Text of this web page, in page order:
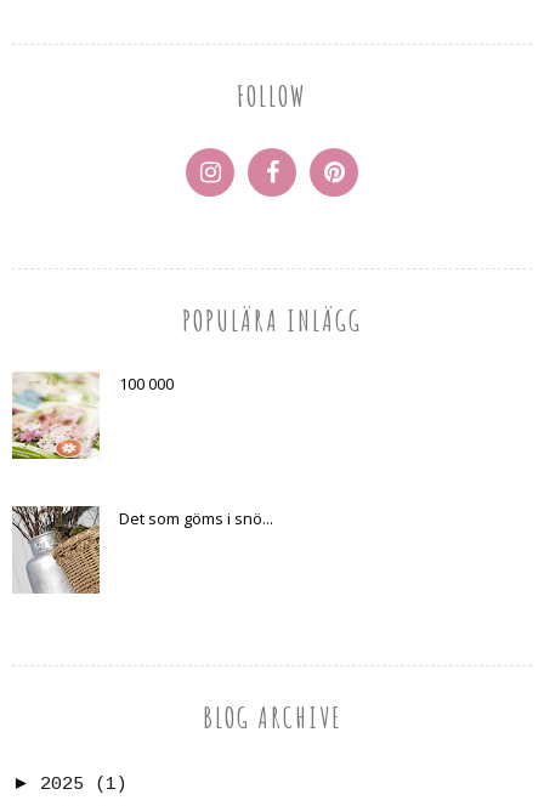
FOLLOW
POPULÄRA INLÄGG
100 000
Det som göms i snö...
BLOG ARCHIVE
► 2025
(1)